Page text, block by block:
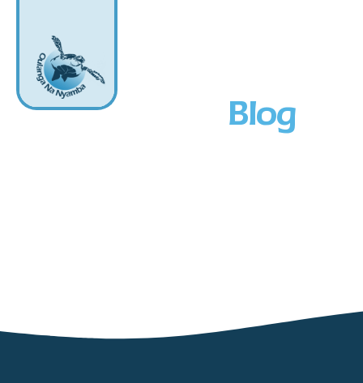
Actualités / Blog